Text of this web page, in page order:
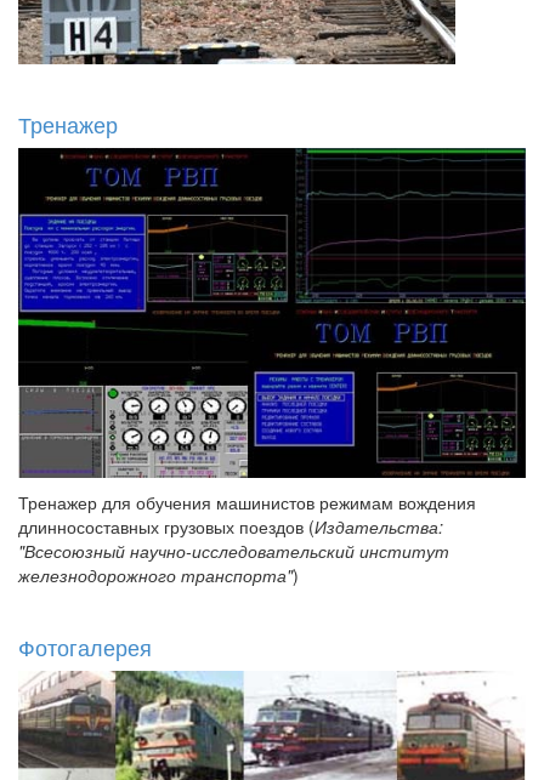
Тренажер
Тренажер для обучения машинистов режимам вождения
длинносоставных грузовых поездов (Издательства:
"Всесоюзный научно-исследовательский институт
железнодорожного транспорта")
Фотогалерея